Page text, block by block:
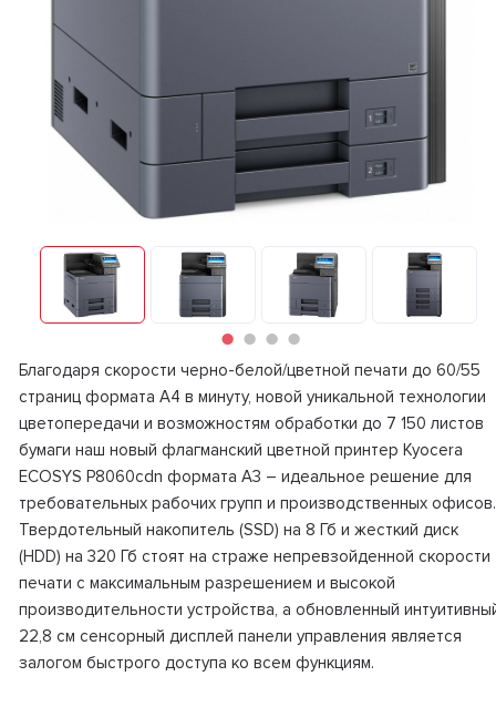
Благодаря скорости черно-белой/цветной печати до 60/55
страниц формата А4 в минуту, новой уникальной технологии
цветопередачи и возможностям обработки до 7 150 листов
бумаги наш новый флагманский цветной принтер Kyocera
ECOSYS P8060cdn формата А3 – идеальное решение для
требовательных рабочих групп и производственных офисов.
Твердотельный накопитель (SSD) на 8 Гб и жесткий диск
(HDD) на 320 Гб стоят на страже непревзойденной скорости
печати с максимальным разрешением и высокой
производительности устройства, а обновленный
22,8 см сенсорный дисплей панели управления является
залогом быстрого доступа ко всем функциям.